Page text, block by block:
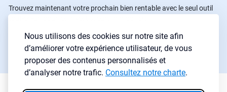
Nous utilisons des cookies sur notre site afin
d’améliorer votre expérience utilisateur, de vous
proposer des contenus personnalisés et
d’analyser notre trafic. Consultez notre charte.
Trouvez maintenant votre prochain bien rentable avec le seul outil
Commencer une recherche→